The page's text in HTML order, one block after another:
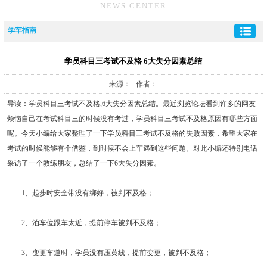
NEWS CENTER
学车指南
学员科目三考试不及格 6大失分因素总结
来源： 作者：
导读：学员科目三考试不及格,6大失分因素总结。最近浏览论坛看到许多的网友
烦恼自己在考试科目三的时候没有考过，学员科目三考试不及格原因有哪些方面
呢。今天小编给大家整理了一下学员科目三考试不及格的失败因素，希望大家在
考试的时候能够有个借鉴，到时候不会上车遇到这些问题。对此小编还特别电话
采访了一个教练朋友，总结了一下6大失分因素。
1、起步时安全带没有绑好，被判不及格；
2、泊车位跟车太近，提前停车被判不及格；
3、变更车道时，学员没有压黄线，提前变更，被判不及格；